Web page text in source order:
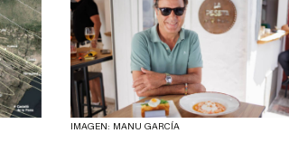
IMAGEN: MANU GARCÍA